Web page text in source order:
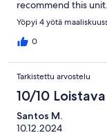
recommend this
beat.
Yöpyi 4 yötä
0
Tarkistettu arvostelu
10/10 Loistava
Santos M.
10.12.2024